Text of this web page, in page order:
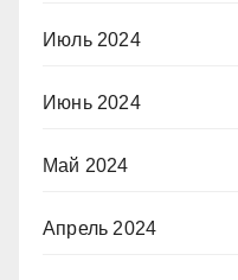
Июль 2024
Июнь 2024
Май 2024
Апрель 2024